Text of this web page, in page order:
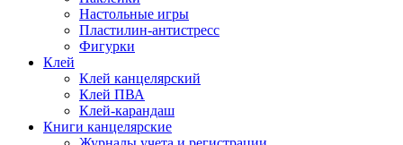
Настольные игры
Пластилин-антистресс
Фигурки
Клей
Клей канцелярский
Клей ПВА
Клей-карандаш
Книги канцелярские